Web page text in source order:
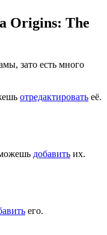
Origins: The
зато есть много
отредактировать её.
добавить их.
его.